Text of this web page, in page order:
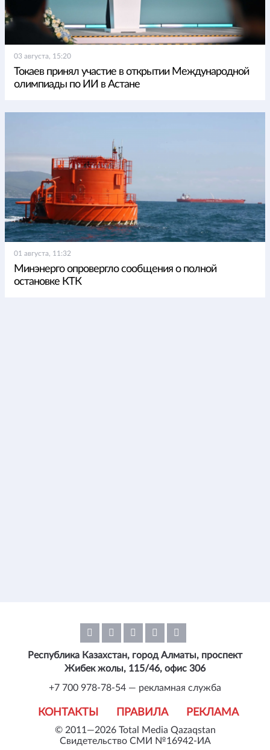
03 августа, 15:20
Токаев принял участие в открытии Международной
олимпиады по ИИ в Астане
01 августа, 11:32
Минэнерго опровергло сообщения о полной
остановке КТК
© 2011—2026 Total Media Qazaqstan
Свидетельство СМИ №16942-ИА
КОНТАКТЫ ПРАВИЛА РЕКЛАМА
Республика Казахстан, город Алматы, проспект
Жибек жолы, 115/46, офис 306
+7 700 978-78-54 — рекламная служба